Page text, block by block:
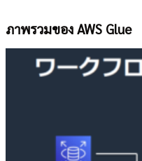
ภาพรวมของ AWS Glue